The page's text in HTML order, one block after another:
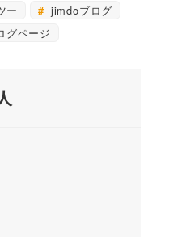
ー
jimdoブログ
グページ